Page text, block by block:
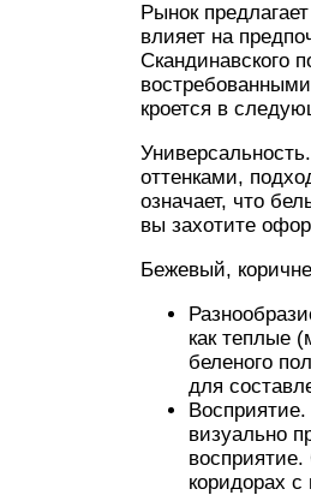
Рынок
влияет на
Скандинавского
кроется в
оттенками,
означает, что
вы захотите
Бежевый,
как теплые
беленого
для
Восприятие.
визуально
коридорах